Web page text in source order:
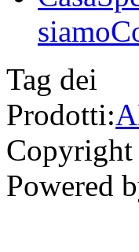
siamo
Tag dei
Prodotti:A
Powered